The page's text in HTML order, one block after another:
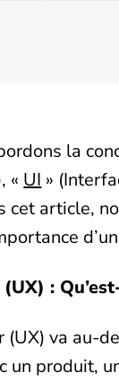
la
« UI »
cet article,
:
(UX) va au-
un produit,